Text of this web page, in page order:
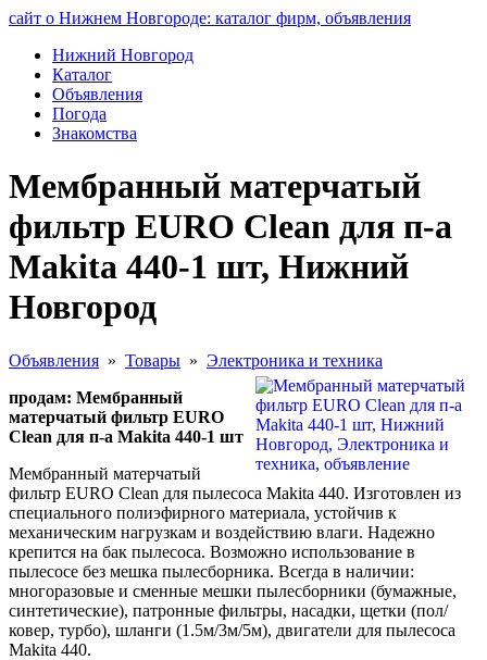
сайт о Нижнем Новгороде: каталог фирм, объявления
Нижний Новгород
Каталог
Объявления
Погода
Знакомства
Мембранный матерчатый
фильтр EURO Clean для п-а
Makita 440-1 шт, Нижний
Новгород
Объявления » Товары » Электроника и техника
продам: Мембранный
матерчатый фильтр EURO
Clean для п-а Makita 440-1 шт
Мембранный матерчатый
фильтр EURO Clean для пылесоса Makita 440. Изготовлен из
специального полиэфирного материала, устойчив к
механическим нагрузкам и воздействию влаги. Надежно
крепится на бак пылесоса. Возможно использование в
пылесосе без мешка пылесборника. Всегда в наличии:
многоразовые и сменные мешки пылесборники (бумажные,
синтетические), патронные фильтры, насадки, щетки (пол/
ковер, турбо), шланги (1.5м/3м/5м), двигатели для пылесоса
Makita 440.